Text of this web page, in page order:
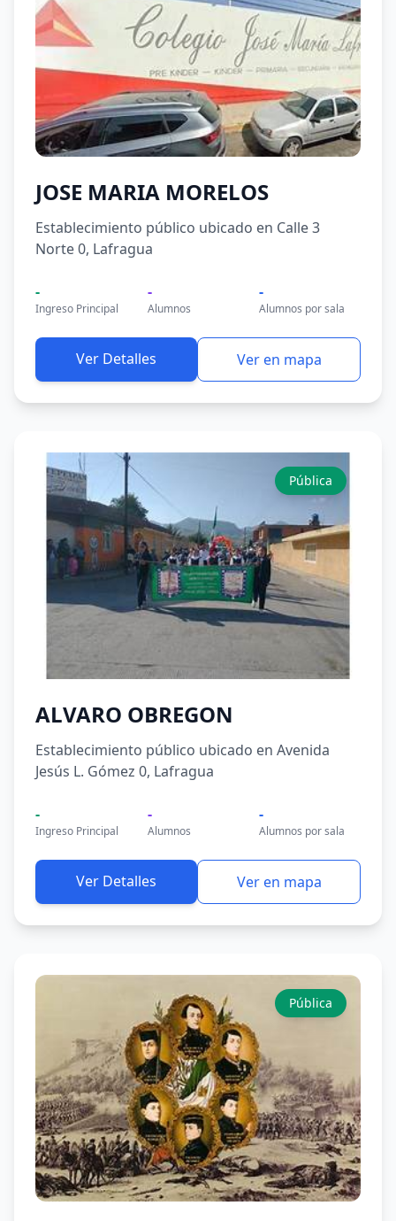
JOSE MARIA MORELOS
Establecimiento público ubicado en Calle 3
Norte 0, Lafragua
-
Ingreso Principal
-
Alumnos
-
Alumnos por sala
Ver Detalles Ver en mapa
Pública
ALVARO OBREGON
Establecimiento público ubicado en Avenida
Jesús L. Gómez 0, Lafragua
-
Ingreso Principal
-
Alumnos
-
Alumnos por sala
Ver Detalles Ver en mapa
Pública